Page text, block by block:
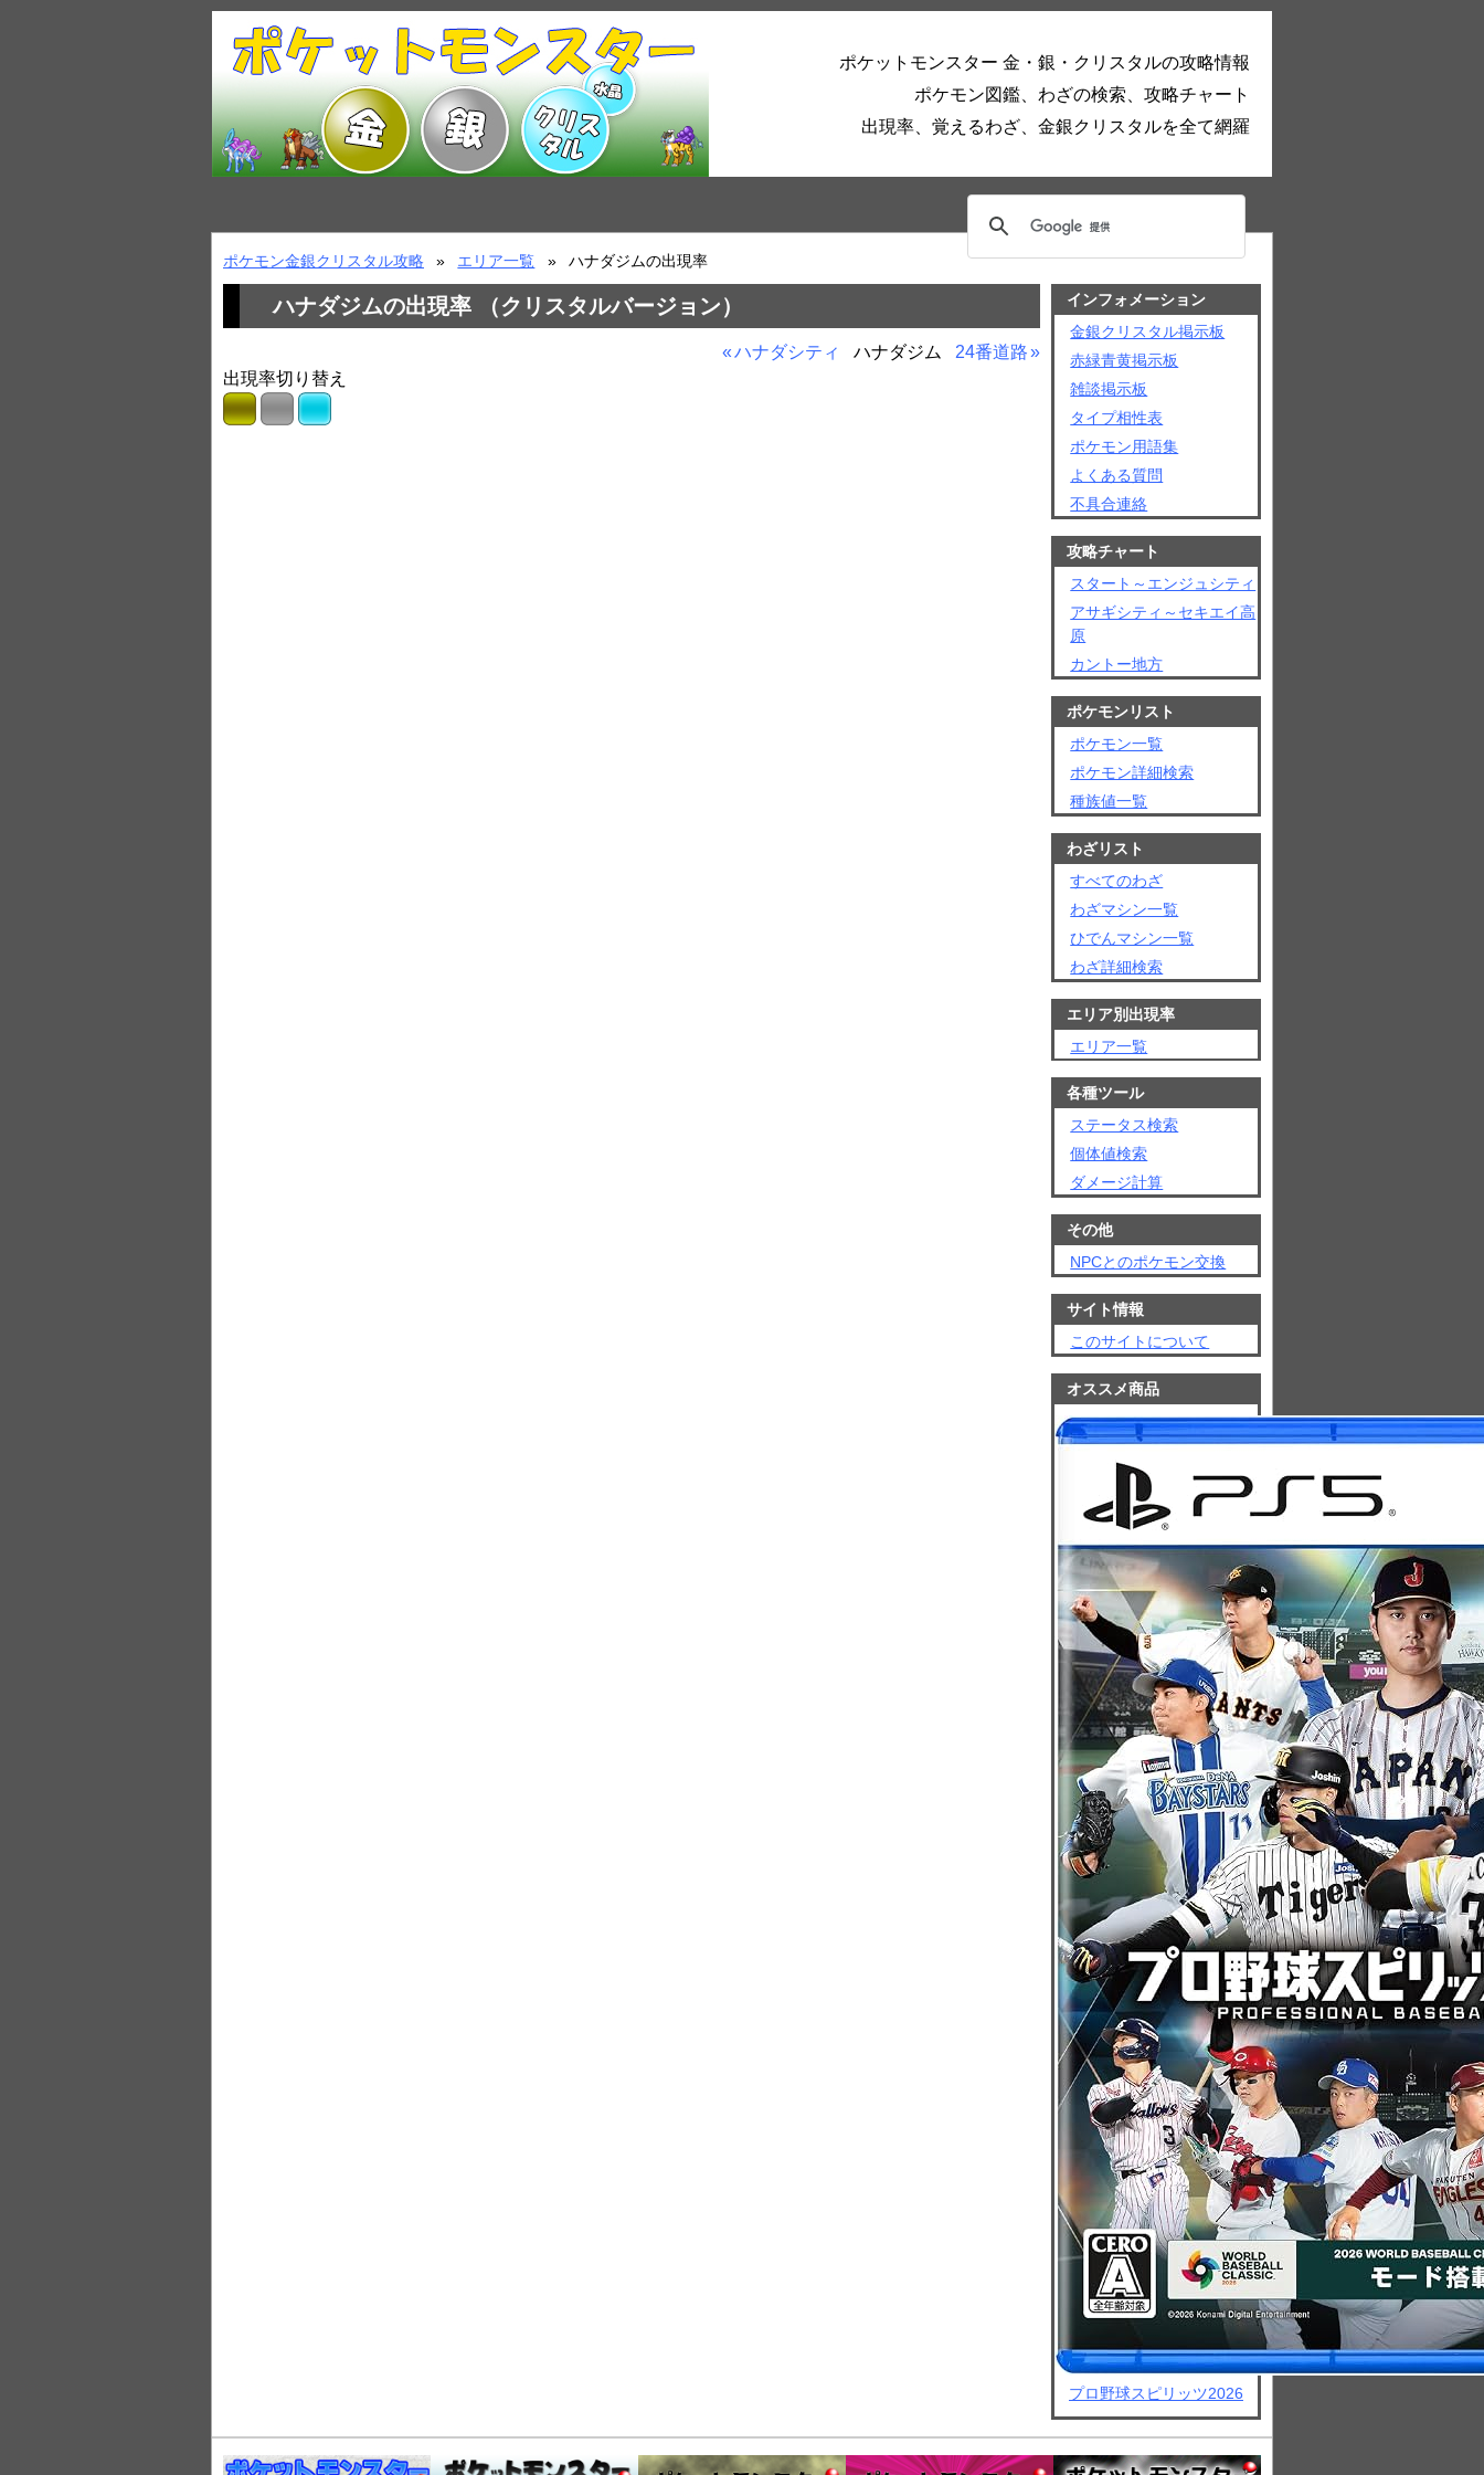
ポケットモンスター 金・銀・クリスタルの攻略情報
ポケモン図鑑、わざの検索、攻略チャート
出現率、覚えるわざ、金銀クリスタルを全て網羅
ポケモン金銀クリスタル攻略 エリア一覧 ハナダジムの出現率
ハナダジムの出現率 （クリスタルバージョン）
ハナダシティ ハナダジム
24番道路
出現率切り替え
インフォメーション
金銀クリスタル掲示板
赤緑青黄掲示板
雑談掲示板
タイプ相性表
ポケモン用語集
よくある質問
不具合連絡
攻略チャート
スタート～エンジュシティ
アサギシティ～セキエイ高
原
カントー地方
ポケモンリスト
ポケモン一覧
ポケモン詳細検索
種族値一覧
わざリスト
すべてのわざ
わざマシン一覧
ひでんマシン一覧
わざ詳細検索
エリア別出現率
エリア一覧
各種ツール
ステータス検索
個体値検索
ダメージ計算
その他
NPCとのポケモン交換
サイト情報
このサイトについて
オススメ商品
プロ野球スピリッツ2026